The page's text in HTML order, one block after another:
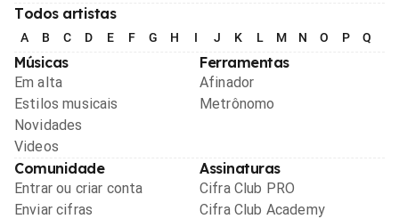
Todos artistas
A B C D E F G H I J K L M N O P Q
Músicas
Em alta
Estilos musicais
Novidades
Videos
Ferramentas
Afinador
Metrônomo
Comunidade
Entrar ou criar conta
Enviar cifras
Assinaturas
Cifra Club PRO
Cifra Club Academy